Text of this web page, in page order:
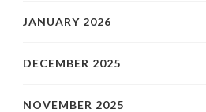
JANUARY 2026
DECEMBER 2025
NOVEMBER 2025